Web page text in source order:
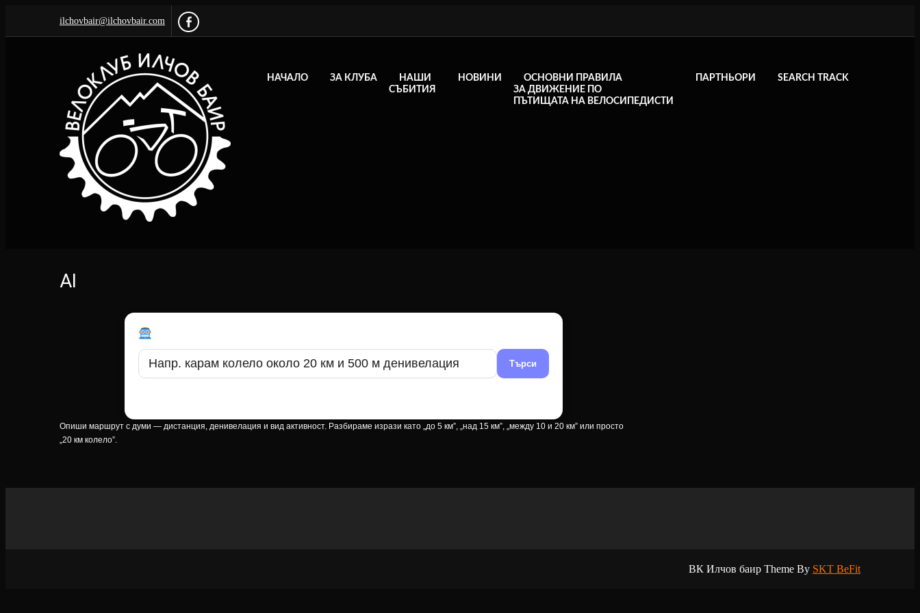
ilchovbair@ilchovbair.com
НАЧАЛО ЗА КЛУБА
НАШИ
СЪБИТИЯ
НОВИНИ
ОСНОВНИ ПРАВИЛА
ЗА ДВИЖЕНИЕ ПО
ПЪТИЩАТА НА ВЕЛОСИПЕДИСТИ
ПАРТНЬОРИ SEARCH TRACK
AI
Търси
Опиши маршрут с думи — дистанция, денивелация и вид активност. Разбираме изрази като „до 5 км”, „над 15 км”, „между 10 и 20 км” или просто
„20 км колело”.
ВК Илчов баир Theme By SKT BeFit